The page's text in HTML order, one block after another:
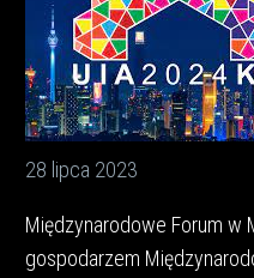
28 lipca 2023
Międzynarodowe Forum w
gospodarzem